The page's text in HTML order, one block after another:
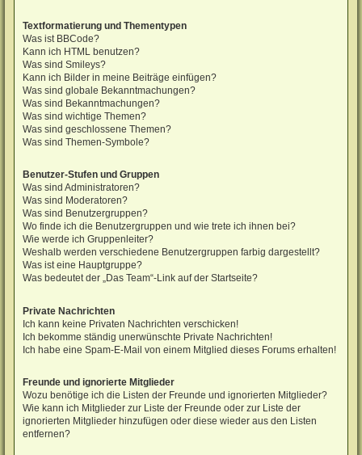
Textformatierung und Thementypen
Was ist BBCode?
Kann ich HTML benutzen?
Was sind Smileys?
Kann ich Bilder in meine Beiträge einfügen?
Was sind globale Bekanntmachungen?
Was sind Bekanntmachungen?
Was sind wichtige Themen?
Was sind geschlossene Themen?
Was sind Themen-Symbole?
Benutzer-Stufen und Gruppen
Was sind Administratoren?
Was sind Moderatoren?
Was sind Benutzergruppen?
Wo finde ich die Benutzergruppen und wie trete ich ihnen bei?
Wie werde ich Gruppenleiter?
Weshalb werden verschiedene Benutzergruppen farbig dargestellt?
Was ist eine Hauptgruppe?
Was bedeutet der „Das Team“-Link auf der Startseite?
Private Nachrichten
Ich kann keine Privaten Nachrichten verschicken!
Ich bekomme ständig unerwünschte Private Nachrichten!
Ich habe eine Spam-E-Mail von einem Mitglied dieses Forums erhalten!
Freunde und ignorierte Mitglieder
Wozu benötige ich die Listen der Freunde und ignorierten Mitglieder?
Wie kann ich Mitglieder zur Liste der Freunde oder zur Liste der
ignorierten Mitglieder hinzufügen oder diese wieder aus den Listen
entfernen?